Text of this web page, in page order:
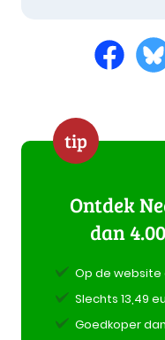
tip
Ontdek
dan
Op de website
Slechts 13,49
Goedkoper